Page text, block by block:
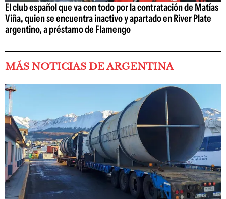
El club español que va con todo por la contratación de Matías
Viña, quien se encuentra inactivo y apartado en River Plate
argentino, a préstamo de Flamengo
MÁS NOTICIAS DE ARGENTINA